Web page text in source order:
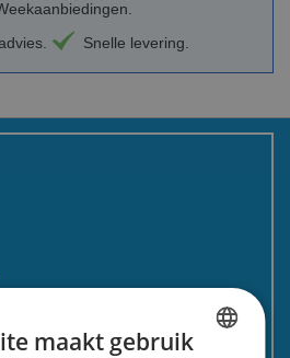
Snelle levering.
maakt gebruik